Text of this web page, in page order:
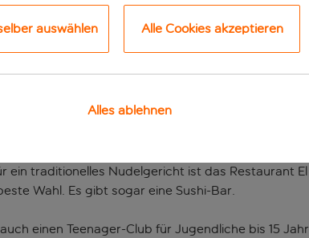
Kurzurlaub in
Es ist gut gelegen, mit einer Vielzahl von
Strand entfernt.
darunter ein À-la-carte-Bistro und ein
ein traditionelles Nudelgericht ist das Restaurant
Wahl. Es gibt sogar eine Sushi-Bar.
einen Teenager-Club für Jugendliche bis 15
auswählen Alle Cookies akzeptieren
Alles ablehnen